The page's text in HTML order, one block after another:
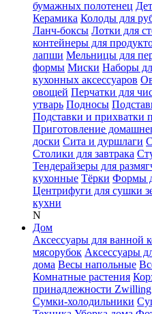
бумажных полотенец
Керамика Колоды для
Ланч-боксы Лотки для
контейнеры для
лапши Мельницы для
формы Миски Наборы
кухонных аксессуаров
овощей Перчатки для
утварь Подносы
Подставки и прихватки
Приготовление
доски Сита и дуршлаги
Столики для завтрака
Тендерайзеры для
кухонные Тёрки Формы
Центрифуги для сушки
кухни
N
Дом
Аксессуары для ванной
мясорубок Аксессуары
дома Весы напольные
Комнатные растения
принадлежности Zwilling
Сумки-холодильники